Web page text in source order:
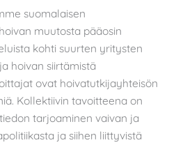
suomalaisen
muutosta pääosin
kohti suurten yritysten
hoivan siirtämistä
ovat hoivatutkijayhteisön
Kollektiivin tavoitteena on
tarjoaminen vaivan ja
ja siihen liittyvistä